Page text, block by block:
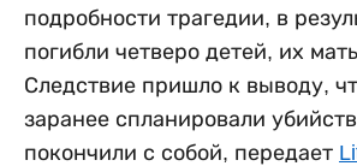
подробности трагедии, в
погибли четверо детей, их
Следствие пришло к выводу,
заранее спланировали
покончили с собой, передает